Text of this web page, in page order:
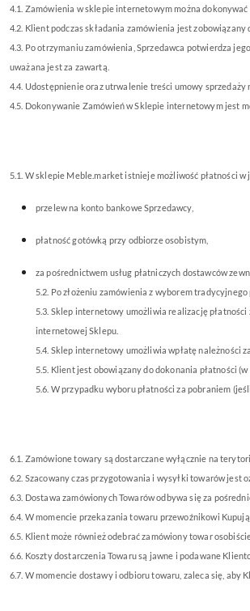
4.1. Zamówienia w sklepie internetowym można
4.2. Klient podczas składania zamówienia jest
4.3. Po otrzymaniu zamówienia, Sprzedawca potwierdza
uważana jest za zawartą
4.4. Udostępnienie oraz utrwalenie treści umowy sprzedaży
4.5. Dokonywanie Zamówień w Sklepie internetowym jest
5.1. W sklepie Meble.market istnieje możliwość płatności w
przelew na konto bankowe Sprzedawcy,
płatność gotówką przy odbiorze osobistym,
za pośrednictwem usług płatniczych dostawców
5.2. Po złożeniu zamówienia z wyborem
5.3. Sklep internetowy umożliwia realizację
internetowej Sklepu.
5.4. Sklep internetowy umożliwia wpłatę należności
5.5. Klient jest obowiązany do dokonania płatności
5.6. W przypadku wyboru płatności za pobraniem
6.1. Zamówione towary są dostarczane wyłącznie na
6.2. Szacowany czas przygotowania i wysyłki towarów
6.3. Dostawa zamówionych Towarów odbywa się za
6.4. W momencie przekazania towaru przewoźnikowi
6.5. Klient może również odebrać zamówiony towar
6.6. Koszty dostarczenia Towaru są jawne i podawane
6.7. W momencie dostawy i odbioru towaru, zaleca się, aby